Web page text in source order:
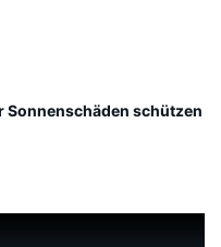
Sonnenschäden schützen